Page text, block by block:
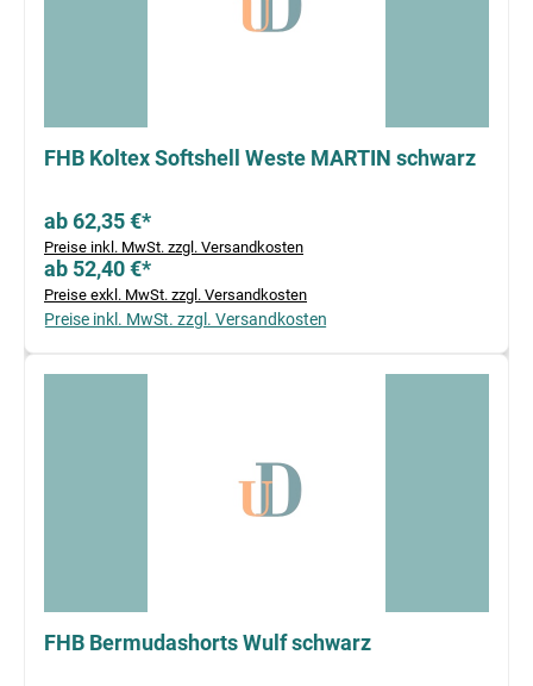
FHB Koltex Softshell Weste MARTIN schwarz
ab 62,35 €*
Preise inkl. MwSt. zzgl. Versandkosten
ab 52,40 €*
Preise exkl. MwSt. zzgl. Versandkosten
Preise inkl. MwSt. zzgl. Versandkosten
FHB Bermudashorts Wulf schwarz